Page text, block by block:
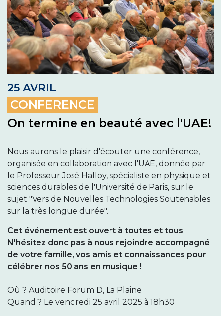
25 AVRIL
CONFERENCE
On termine en beauté avec l'UAE!
Nous aurons le plaisir d'écouter une conférence,
organisée en collaboration avec l'UAE, donnée par
le Professeur José Halloy, spécialiste en physique et
sciences durables de l'Université de Paris, sur le
sujet "Vers de Nouvelles Technologies Soutenables
sur la très longue durée".
Cet événement est ouvert à toutes et tous.
N'hésitez donc pas à nous rejoindre accompagné
de votre famille, vos amis et connaissances pour
célébrer nos 50 ans en musique !
Où ? Auditoire Forum D, La Plaine
Quand ? Le vendredi 25 avril 2025 à 18h30